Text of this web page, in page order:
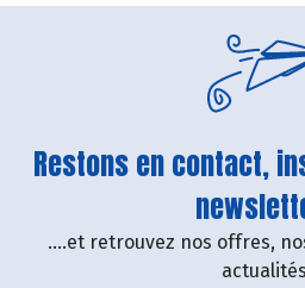
Restons en contact,
....et retrouvez nos offres,